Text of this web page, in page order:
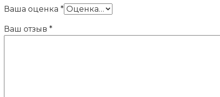
Ваша оценка *
Ваш отзыв *